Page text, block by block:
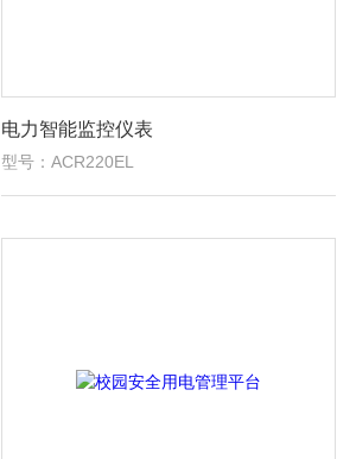
电力智能监控仪表
型号：ACR220EL